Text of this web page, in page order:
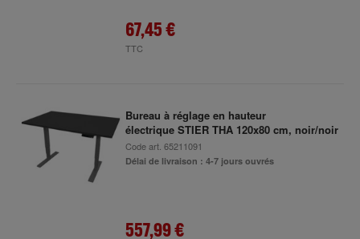
67,45 €
TTC
Bureau à réglage en hauteur
électrique STIER THA 120x80 cm, noir/noir
Code art. 65211091
Délai de livraison : 4-7 jours ouvrés
557,99 €